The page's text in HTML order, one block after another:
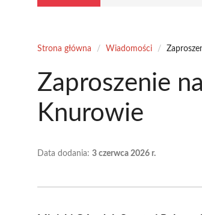
Strona główna / Wiadomości /
Zaproszenie
Knurowie
Data dodania: 3 czerwca 2026 r.